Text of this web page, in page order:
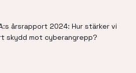
årsrapport 2024: Hur stärker vi
skydd mot cyberangrepp?